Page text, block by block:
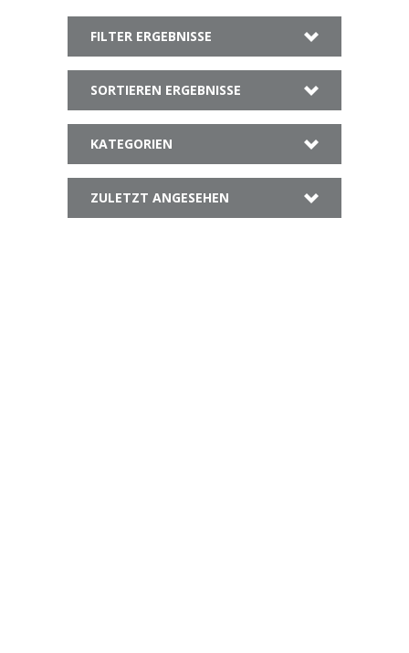
FILTER ERGEBNISSE
SORTIEREN ERGEBNISSE
KATEGORIEN
ZULETZT ANGESEHEN